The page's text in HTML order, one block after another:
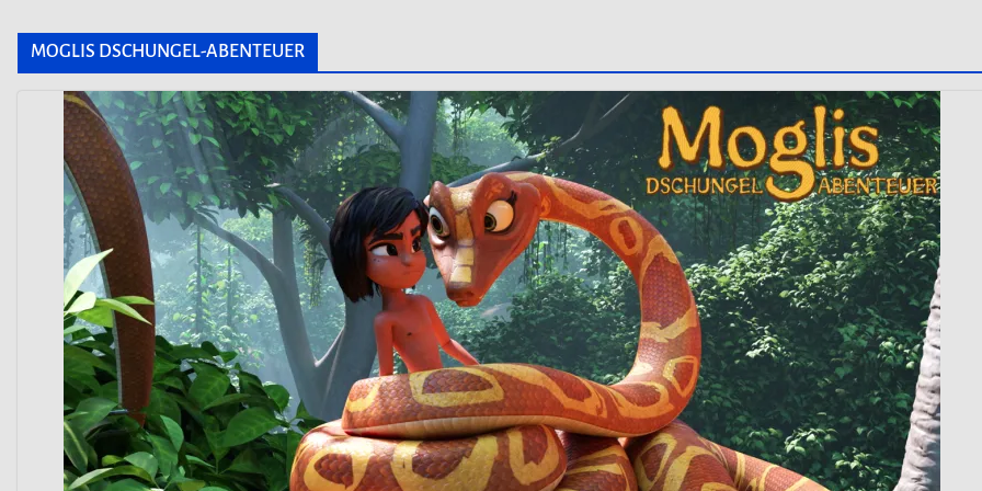
MOGLIS DSCHUNGEL-ABENTEUER